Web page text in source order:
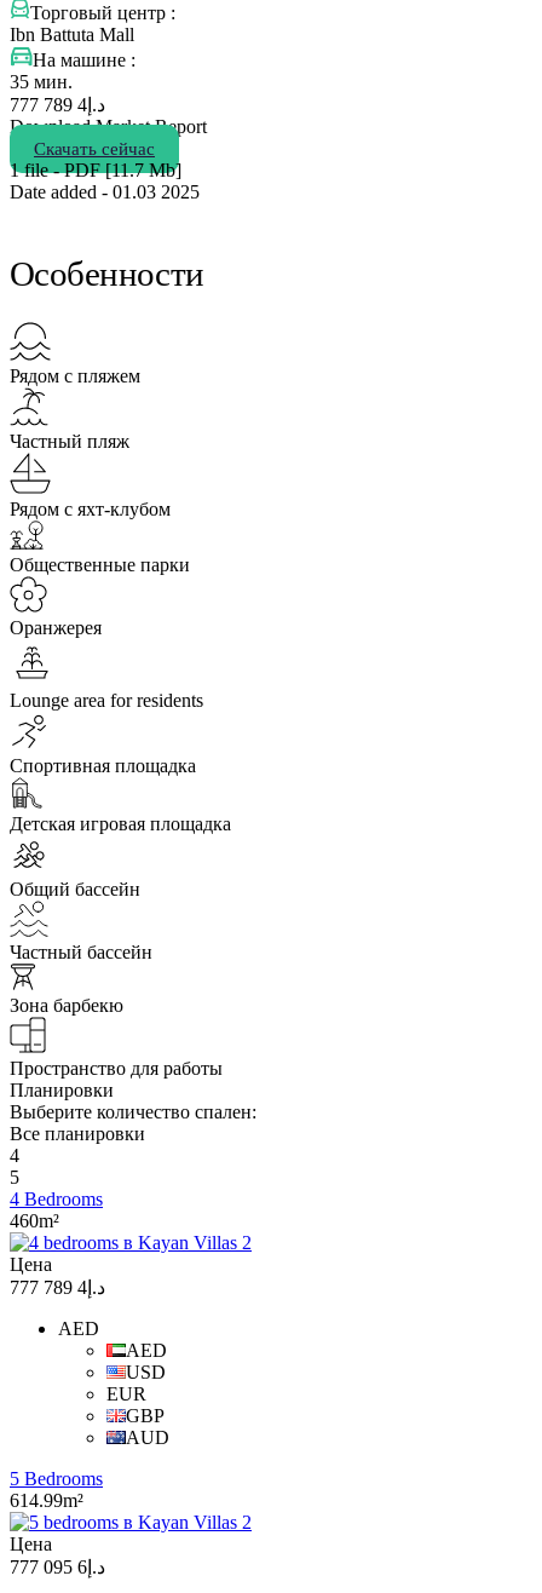
Торговый центр :
Ibn Battuta Mall
На машине :
35 мин.
د.إ 4 789 777
Download Market Report
Скачать сейчас
1 file - PDF [11.7 Мb]
Date added - 01.03 2025
Особенности
Рядом с пляжем
Частный пляж
Рядом с яхт-клубом
Общественные парки
Оранжерея
Lounge area for residents
Спортивная площадка
Детская игровая площадка
Общий бассейн
Частный бассейн
Зона барбекю
Пространство для работы
Планировки
Выберите количество спален:
Все планировки
4
5
4 Bedrooms
460m²
Цена
د.إ4 789 777
AED
AED
USD
EUR
GBP
AUD
5 Bedrooms
614.99m²
Цена
د.إ6 095 777